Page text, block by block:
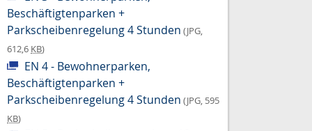
Beschäftigtenparken +
Parkscheibenregelung 4 Stunden (JPG,
612,6 KB)
EN 4 - Bewohnerparken,
Beschäftigtenparken +
Parkscheibenregelung 4 Stunden (JPG, 595
KB)